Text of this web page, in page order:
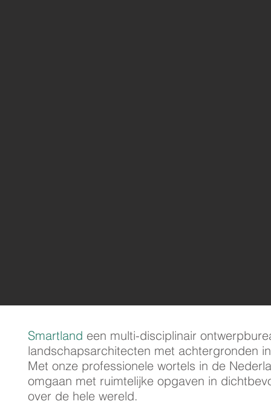
Smartland een multi-disciplinair
landschapsarchitecten met achtergronden
Met onze professionele wortels in de
omgaan met ruimtelijke opgaven in
over de hele wereld.